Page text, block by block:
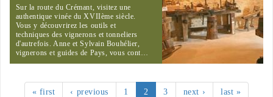
Sur la route du Crémant, visitez une
authentique vinée du XVIIème siècle.
Vous y découvrirez les outils et
techniques des vignerons et tonneliers
d'autrefois. Anne et Sylvain Bouhélier,
vignerons et guides de Pays, vous cont…
« first ‹ previous 1 2 3 next › last »